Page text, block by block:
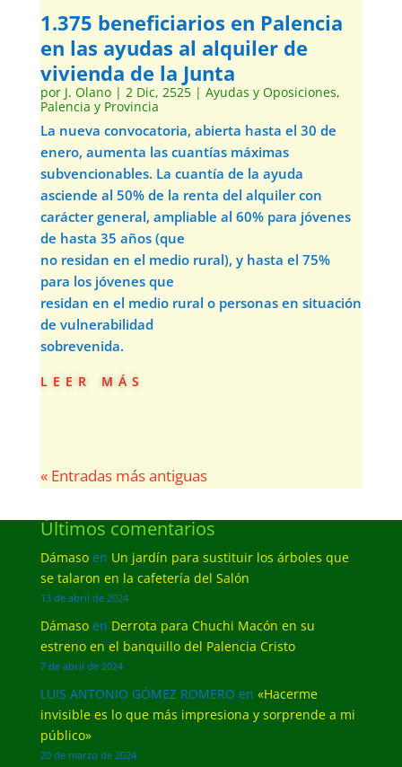
1.375 beneficiarios en Palencia
en las ayudas al alquiler de
vivienda de la Junta
por J. Olano| 2 Dic, 2525| Ayudas y Oposiciones,
Palencia y Provincia
La nueva convocatoria, abierta hasta el 30 de
enero, aumenta las cuantías máximas
subvencionables. La cuantía de la ayuda
asciende al 50% de la renta del alquiler con
carácter general, ampliable al 60% para jóvenes
de hasta 35 años (que
no residan en el medio rural), y hasta el 75%
para los jóvenes que
residan en el medio rural o personas en situación
de vulnerabilidad
sobrevenida.
leer más
« Entradas más antiguas
Últimos comentarios
Dámasoen Un jardín para sustituir los árboles que
se talaron en la cafetería del Salón
13 de abril de 2024
Dámasoen Derrota para Chuchi Macón en su
estreno en el banquillo del Palencia Cristo
7 de abril de 2024
LUIS ANTONIO GÓMEZ ROMERO en «Hacerme
invisible es lo que más impresiona y sorprende a mi
público»
20 de marzo de 2024